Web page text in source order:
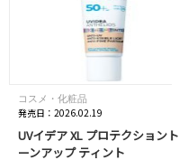
コスメ・化粧品
発売日：2026.02.19
UVイデア XL プロテクショント
ーンアップ ティント